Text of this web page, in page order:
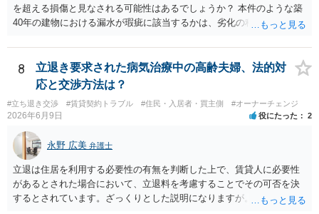
を超える損傷と見なされる可能性はあるでしょうか？ 本件のような築
40年の建物における漏水が瑕疵に該当するかは、劣化の程度や居住へ
ば、通常生じうる事象であるとも考えられます。 一方で、建物内部の
漏水は居住を困難にする要素の一つであり、漏水の箇所や程度によっ
ては瑕疵と判断される可能性があります。 2. 当方は購入時点で賃貸借
契約が継続中であり、給湯管等の劣化状態を実見できませんでした。
この点は契約不適合の主張において、有利な事情と評価される可能性
はありますか？ 当事者がその劣化状態を想定していたか（想定するの
が相当か）が重要ですので、劣化状態を確認していないことをもっ
て、直ちに有利な事情にはならないと思われます。 3. 売主または仲介
業者から、給湯管や水回りに関して劣化・交換歴などの説明は一切あ
りませんでした。この点は「説明義務違反」としての損害賠償請求に
使える可能性はありますか？ 売主または仲介業者が給湯管の劣化等を
認識していたにもかかわらず、説明を一切しなかった場合、説明義務
8
立退き要求された病気治療中の高齢夫婦、法的対
応と交渉方法は？
#立ち退き交渉 #賃貸契約トラブル #住民・入居者・買主側 #オーナーチェンジ
2026年6月9日 役にたった 2
永野 広美 弁護士
立退は住居を利用する必要性の有無を判断した上で、賃貸人に必要性
があるとされた場合において、立退料を考慮することでその可否を決
するとされています。ざっくりとした説明になりますが。具体的な事